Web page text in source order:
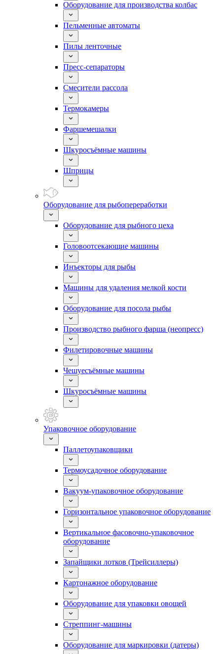
Оборудование для производства колбас
Пельменные автоматы
Пилы ленточные
Пресс-сепараторы
Смесители рассола
Термокамеры
Фаршемешалки
Шкуросъёмные машины
Шприцы
Оборудование для рыбопереработки
Оборудование для рыбного цеха
Головоотсекающие машины
Инъекторы для рыбы
Машины для удаления мелкой кости
Оборудование для посола рыбы
Производство рыбного фарша (неопресс)
Филетировочные машины
Чешуесъёмные машины
Шкуросъёмные машины
Упаковочное оборудование
Паллетоупаковщики
Термоусадочное оборудование
Вакуум-упаковочное оборудование
Горизонтальное упаковочное оборудование
Вертикальное фасовочно-упаковочное
оборудование
Запайщики лотков (Трейсиллеры)
Картонажное оборудование
Оборудование для упаковки овощей
Стреппинг-машины
Оборудование для маркировки (датеры)